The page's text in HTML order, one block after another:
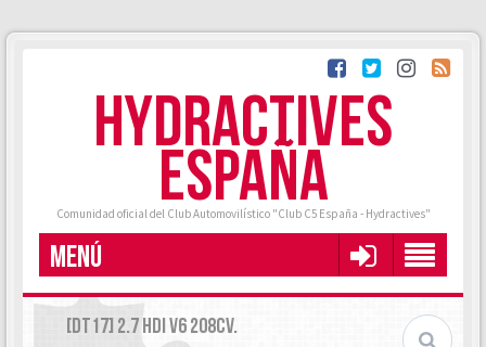
HYDRACTIVES
ESPAÑA
Comunidad oficial del Club Automovilístico "Club C5 España - Hydractives"
MENÚ
[DT17] 2.7 HDI V6 208CV.